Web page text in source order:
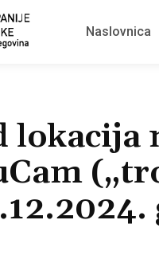
Naslovnica
lokacija